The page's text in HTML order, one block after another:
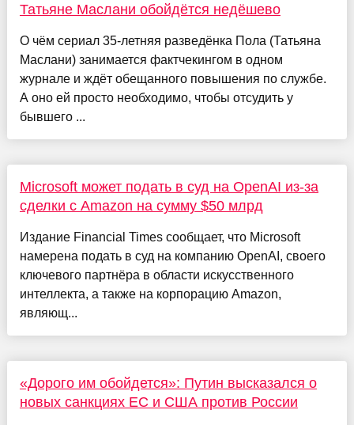
Татьяне Маслани обойдётся недёшево
О чём сериал 35-летняя разведёнка Пола (Татьяна
Маслани) занимается фактчекингом в одном
журнале и ждёт обещанного повышения по службе.
А оно ей просто необходимо, чтобы отсудить у
бывшего ...
Microsoft может подать в суд на OpenAI из-за
сделки с Amazon на сумму $50 млрд
Издание Financial Times сообщает, что Microsoft
намерена подать в суд на компанию OpenAI, своего
ключевого партнёра в области искусственного
интеллекта, а также на корпорацию Amazon,
являющ...
«Дорого им обойдется»: Путин высказался о
новых санкциях ЕС и США против России